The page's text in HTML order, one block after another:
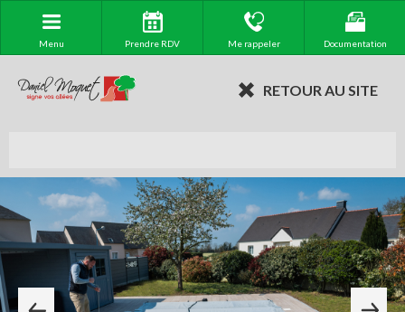
Menu Prendre RDV Me rappeler Documentation
RETOUR AU SITE